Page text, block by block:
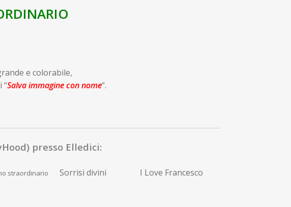
e colorabile,
“Salva immagine con nome“.
presso Elledici:
straordinario Sorrisi divini I Love Francesco